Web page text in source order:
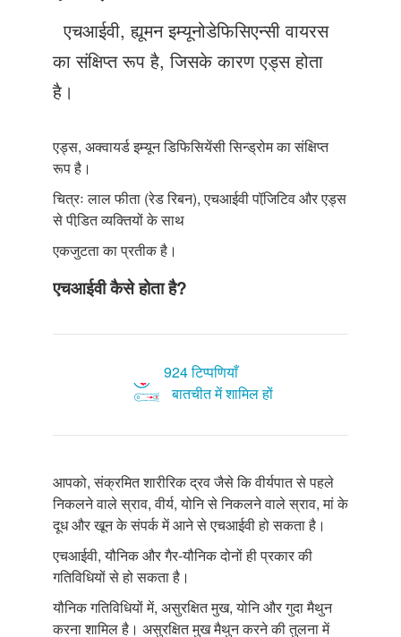
संपर्क करें
एचआईवी, ह्यूमन इम्यूनोडेफिसिएन्सी वायरस
का संक्षिप्त रूप है, जिसके कारण एड्स होता
है।
एड्स, अक्वायर्ड इम्यून डिफिसियेंसी सिन्ड्रोम का संक्षिप्त
रूप है।
चित्रः लाल फीता (रेड रिबन), एचआईवी पॉजि़टिव और एड्स
से पीडि़त व्यक्तियों के साथ
एकजुटता का प्रतीक है।
एचआईवी कैसे होता है?
924 टिप्पणियाँ
बातचीत में शामिल हों
आपको, संक्रमित शारीरिक द्रव जैसे कि वीर्यपात से पहले
निकलने वाले स्राव, वीर्य, योनि से निकलने वाले स्राव, मां के
दूध और खून के संपर्क में आने से एचआईवी हो सकता है।
एचआईवी, यौनिक और गैर-यौनिक दोनों ही प्रकार की
गतिविधियों से हो सकता है।
यौनिक गतिविधियों में, असुरक्षित मुख, योनि और गुदा मैथुन
करना शामिल है। असुरक्षित मुख मैथुन करने की तुलना में